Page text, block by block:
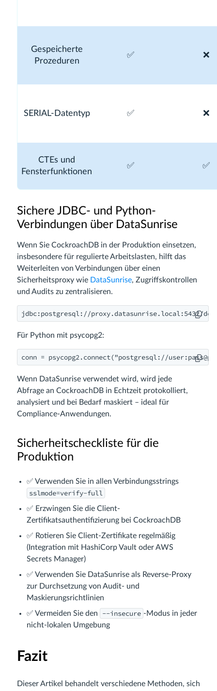
Gespeicherte
Prozeduren
✅ ❌
SERIAL-Datentyp ✅ ❌
CTEs und
Fensterfunktionen
✅ ✅
Sichere JDBC- und Python-
Verbindungen über DataSunrise
Wenn Sie CockroachDB in der Produktion einsetzen,
insbesondere für regulierte Arbeitslasten, hilft das
Weiterleiten von Verbindungen über einen
Sicherheitsproxy wie DataSunrise, Zugriffskontrollen
und Audits zu zentralisieren.
jdbc:postgresql://proxy.datasunrise.local:5432/
Für Python mit psycopg2:
conn = psycopg2.connect("postgresql://user:
Wenn DataSunrise verwendet wird, wird jede
Abfrage an CockroachDB in Echtzeit protokolliert,
analysiert und bei Bedarf maskiert – ideal für
Compliance-Anwendungen.
Sicherheitscheckliste für die
Produktion
✅ Verwenden Sie in allen Verbindungsstrings
sslmode=verify-full
✅ Erzwingen Sie die Client-
Zertifikatsauthentifizierung bei CockroachDB
✅ Rotieren Sie Client-Zertifikate regelmäßig
(Integration mit HashiCorp Vault oder AWS
Secrets Manager)
✅ Verwenden Sie DataSunrise als Reverse-Proxy
zur Durchsetzung von Audit- und
Maskierungsrichtlinien
✅ Vermeiden Sie den
--insecure -Modus in jeder
nicht-lokalen Umgebung
Fazit
Dieser Artikel behandelt verschiedene Methoden, sich